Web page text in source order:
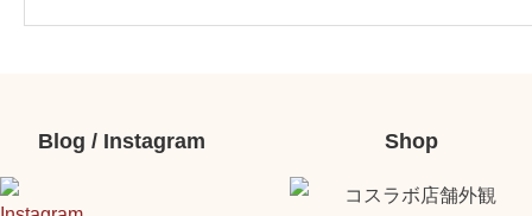
Blog / Instagram Shop